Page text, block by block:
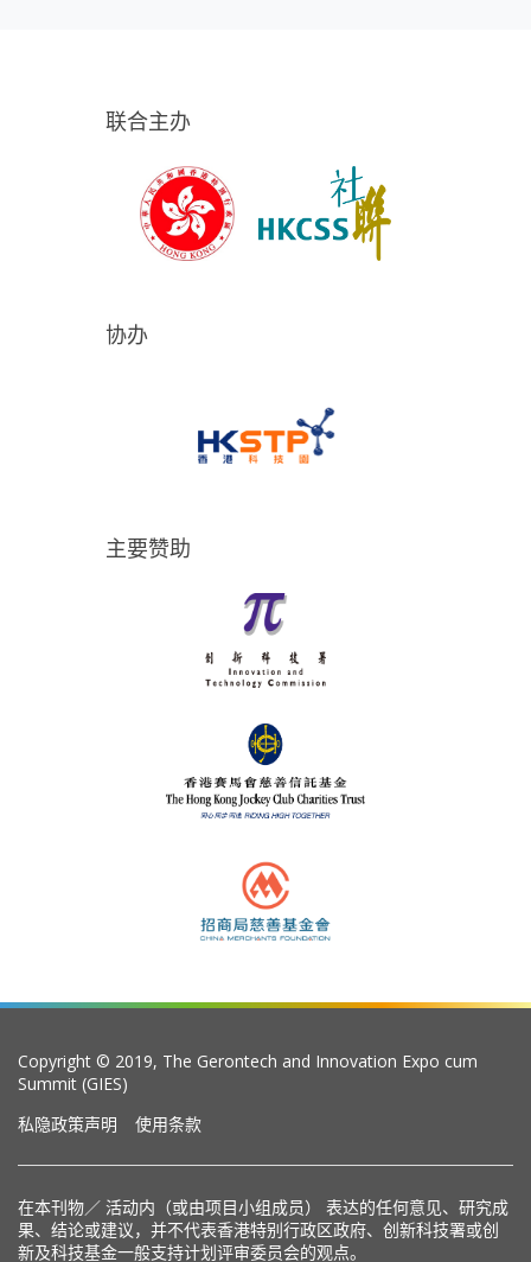
联合主办
协办
主要赞助
Copyright © 2019, The Gerontech and Innovation Expo cum
Summit (GIES)
私隐政策声明
使用条款
在本刊物／ 活动内（或由项目小组成员） 表达的任何意见、研究成
果、结论或建议，并不代表香港特别行政区政府、创新科技署或创
新及科技基金一般支持计划评审委员会的观点。